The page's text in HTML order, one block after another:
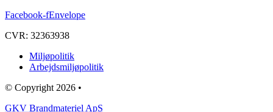
Facebook-fEnvelope
CVR: 32363938
Miljøpolitik
Arbejdsmiljøpolitik
© Copyright 2026 •
GKV Brandmateriel ApS